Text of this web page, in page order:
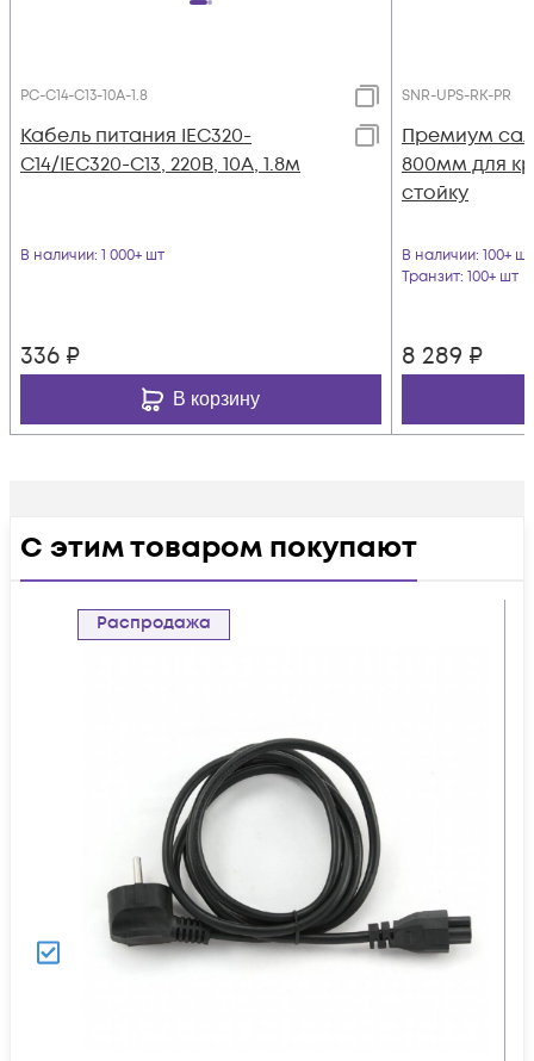
PC-C14-C13-10A-1.8
Кабель питания IEC320-
C14/IEC320-C13, 220B, 10А, 1.8м
В наличии: 1 000+ шт
336 ₽
В корзину
SNR-UPS-RK-PR
Премиум
800мм для
стойку
В наличии: 100+ шт
Транзит: 100+ шт
8 289 ₽
С этим товаром покупают
Распродажа